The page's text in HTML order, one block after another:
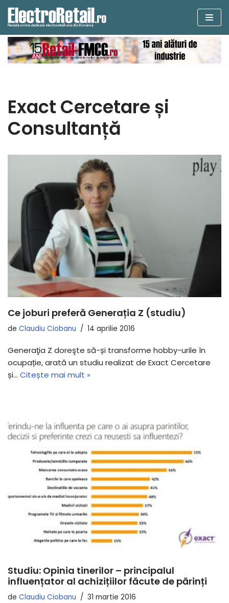
Sari
la
conținut
Exact Cercetare și
Consultanță
Ce joburi preferă Generația Z (studiu)
de Claudiu Ciobanu 14 aprilie 2016
Generaţia Z doreşte să-și transforme hobby-urile în
ocupație, arată un studiu realizat de Exact Cercetare
și… Citește mai mult »
Studiu: Opinia tinerilor – principalul
influențator al achizițiilor făcute de părinți
de Claudiu Ciobanu 31 martie 2016